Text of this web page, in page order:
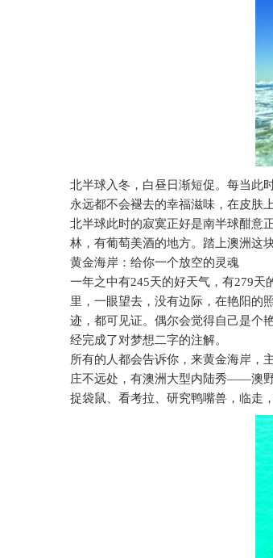
北半球入冬，白昼日渐短促。每当此
永远都不会褪去的幸福滋味，在皮
北半球此时的寂寞正好是南半球酣意
林，有葡萄美酒的地方。踏上澳洲这
黄金海岸：给你一个放空的灵魂
一年之中有245天的好天气，有279天
里，一眼望去，没有边际，在艳阳的
迹，都可见证。偶尔会觉得自己是个
经完成了对梦想二字的注解。
所有的人都会告诉你，来黄金海岸
庄不远处，有澳洲大型内陆秀——澳野
捉袋鼠、看考拉、研究鸭嘴兽，临走